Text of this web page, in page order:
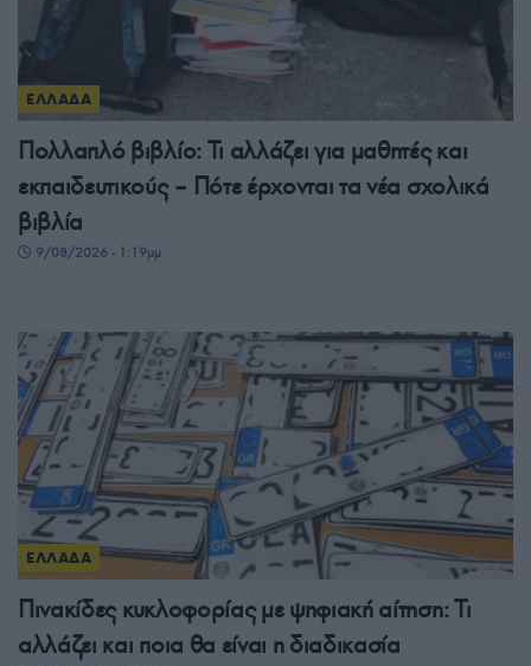
ΕΛΛΑΔΑ
Πολλαπλό βιβλίο: Τι αλλάζει για μαθητές και
εκπαιδευτικούς – Πότε έρχονται τα νέα σχολικά
βιβλία
9/08/2026 - 1:19μμ
ΕΛΛΑΔΑ
Πινακίδες κυκλοφορίας με ψηφιακή αίτηση: Τι
αλλάζει και ποια θα είναι η διαδικασία